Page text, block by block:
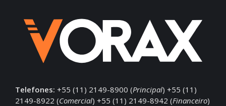
Telefones: +55 (11) 2149-8900 (Principal) +55 (11)
2149-8922 (Comercial) +55 (11) 2149-8942 (Financeiro)